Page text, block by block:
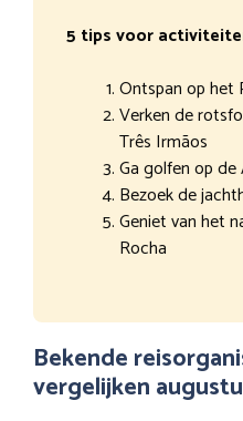
5 tips voor
Ontspan op het
Verken de
Três Irmãos
Ga golfen op
Bezoek de
Geniet van het
Rocha
Bekende
vergelijken